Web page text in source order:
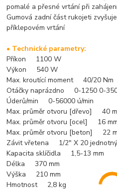
pomalé a přesné vrtání při
Gumová zadní část rukojeti
příklepovém vrtání
• Technické parametry:
Příkon 1100 W
Výkon 540 W
Max. kroutící moment 40/20 Nm
Otáčky naprázdno 0-1250 0-
Úderů/min 0-56000 ú/min
Max. průměr otvoru [dřevo] 40
Max. průměr otvoru [ocel] 16
Max. průměr otvoru [beton] 22
Závit vřetena 1/2" X 20
Kapacita sklíčidla 1,5-13 mm
Délka 370 mm
Výška 210 mm
Hmotnost 2,8 kg